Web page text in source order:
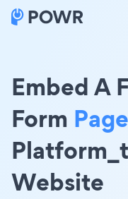
Embed A
Form
Website